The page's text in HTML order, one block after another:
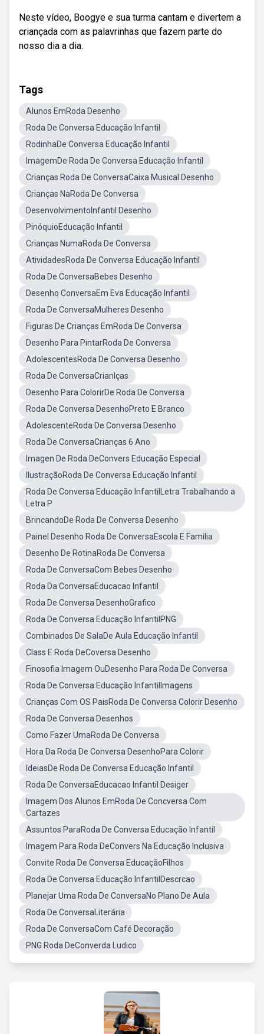
Neste vídeo, Boogye e sua turma cantam e divertem a
criançada com as palavrinhas que fazem parte do
nosso dia a dia.
Tags
Alunos EmRoda Desenho
Roda De Conversa Educação Infantil
RodinhaDe Conversa Educação Infantil
ImagemDe Roda De Conversa Educação Infantil
Crianças Roda De ConversaCaixa Musical Desenho
Crianças NaRoda De Conversa
DesenvolvimentoInfantil Desenho
PinóquioEducação Infantil
Crianças NumaRoda De Conversa
AtividadesRoda De Conversa Educação Infantil
Roda De ConversaBebes Desenho
Desenho ConversaEm Eva Educação Infantil
Roda De ConversaMulheres Desenho
Figuras De Crianças EmRoda De Conversa
Desenho Para PintarRoda De Conversa
AdolescentesRoda De Conversa Desenho
Roda De ConversaCrianlças
Desenho Para ColorirDe Roda De Conversa
Roda De Conversa DesenhoPreto E Branco
AdolescenteRoda De Conversa Desenho
Roda De ConversaCrianças 6 Ano
Imagen De Roda DeConvers Educação Especial
IlustraçãoRoda De Conversa Educação Infantil
Roda De Conversa Educação InfantilLetra Trabalhando a
Letra P
BrincandoDe Roda De Conversa Desenho
Painel Desenho Roda De ConversaEscola E Familia
Desenho De RotinaRoda De Conversa
Roda De ConversaCom Bebes Desenho
Roda Da ConversaEducacao Infantil
Roda De Conversa DesenhoGrafico
Roda De Conversa Educação InfantilPNG
Combinados De SalaDe Aula Educação Infantil
Class E Roda DeCoversa Desenho
Finosofia Imagem OuDesenho Para Roda De Conversa
Roda De Conversa Educação InfantilImagens
Crianças Com OS PaisRoda De Conversa Colorir Desenho
Roda De Conversa Desenhos
Como Fazer UmaRoda De Conversa
Hora Da Roda De Conversa DesenhoPara Colorir
IdeiasDe Roda De Conversa Educação Infantil
Roda De ConversaEducacao Infantil Desiger
Imagem Dos Alunos EmRoda De Concversa Com
Cartazes
Assuntos ParaRoda De Conversa Educação Infantil
Imagem Para Roda DeConvers Na Educação Inclusiva
Convite Roda De Conversa EducaçãoFilhos
Roda De Conversa Educação InfantilDescrcao
Planejar Uma Roda De ConversaNo Plano De Aula
Roda De ConversaLiterária
Roda De ConversaCom Café Decoração
PNG Roda DeConverda Ludico